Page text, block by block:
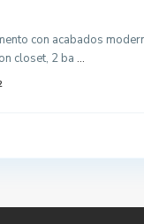
con acabados
closet, 2 ba ...